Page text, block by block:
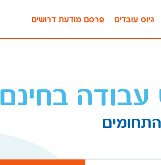
פרסם מודעת דרושים גיוס עובדים
עבודה בחינם